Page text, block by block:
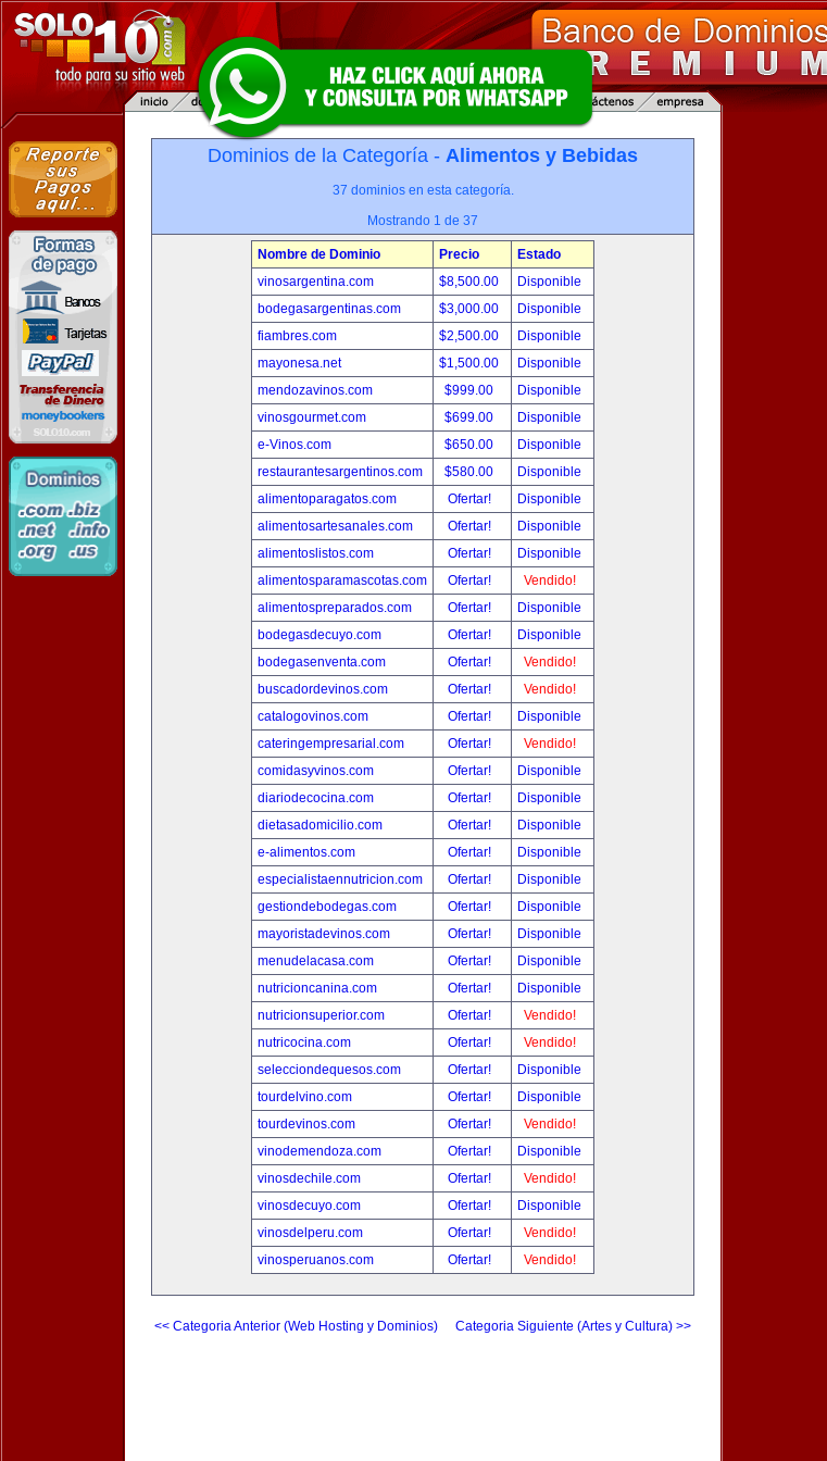
Dominios de la Categoría - Alimentos y Bebidas
37 dominios en esta categoría.
Mostrando 1 de 37
Nombre de Dominio Precio
Estado
vinosargentina.com
$8,500.00
Disponible
bodegasargentinas.com
$3,000.00
Disponible
fiambres.com
$2,500.00
Disponible
mayonesa.net
$1,500.00
Disponible
mendozavinos.com
$999.00
Disponible
vinosgourmet.com
$699.00
Disponible
e-Vinos.com
$650.00
Disponible
restaurantesargentinos.com
$580.00
Disponible
alimentoparagatos.com
Ofertar!
Disponible
alimentosartesanales.com
Ofertar!
Disponible
alimentoslistos.com
Ofertar!
Disponible
alimentosparamascotas.com
Ofertar!
Vendido!
alimentospreparados.com
Ofertar!
Disponible
bodegasdecuyo.com
Ofertar!
Disponible
bodegasenventa.com
Ofertar!
Vendido!
buscadordevinos.com
Ofertar!
Vendido!
catalogovinos.com
Ofertar!
Disponible
cateringempresarial.com
Ofertar!
Vendido!
comidasyvinos.com
Ofertar!
Disponible
diariodecocina.com
Ofertar!
Disponible
dietasadomicilio.com
Ofertar!
Disponible
e-alimentos.com
Ofertar!
Disponible
especialistaennutricion.com
Ofertar!
Disponible
gestiondebodegas.com
Ofertar!
Disponible
mayoristadevinos.com
Ofertar!
Disponible
menudelacasa.com
Ofertar!
Disponible
nutricioncanina.com
Ofertar!
Disponible
nutricionsuperior.com
Ofertar!
Vendido!
nutricocina.com
Ofertar!
Vendido!
selecciondequesos.com
Ofertar!
Disponible
tourdelvino.com
Ofertar!
Disponible
tourdevinos.com
Ofertar!
Vendido!
vinodemendoza.com
Ofertar!
Disponible
vinosdechile.com
Ofertar!
Vendido!
vinosdecuyo.com
Ofertar!
Disponible
vinosdelperu.com
Ofertar!
Vendido!
vinosperuanos.com
Ofertar! Vendido!
<< Categoria Anterior (Web Hosting y Dominios) Categoria Siguiente (Artes y Cultura) >>